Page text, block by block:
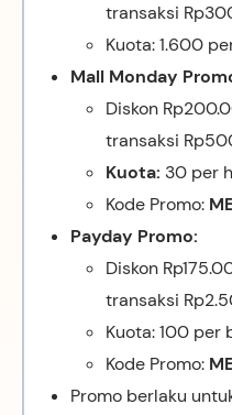
transaksi
Kuota: 1.600
Mall Monday
Diskon
transaksi
Kuota: 30 per
Kode Promo:
Payday Promo:
Diskon
transaksi
Kuota: 100 per
Kode Promo:
Promo berlaku